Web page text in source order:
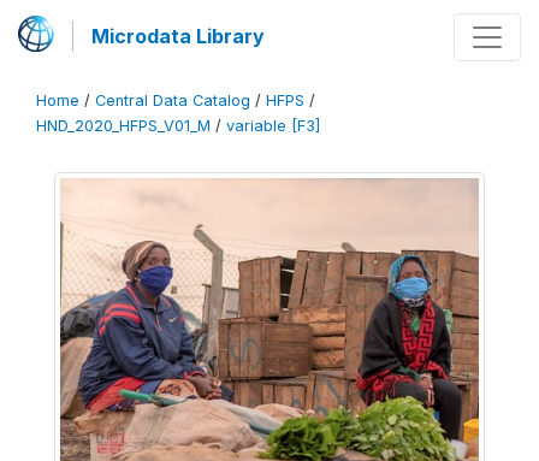
Microdata Library
Home / Central Data Catalog / HFPS /
HND_2020_HFPS_V01_M / variable [F3]